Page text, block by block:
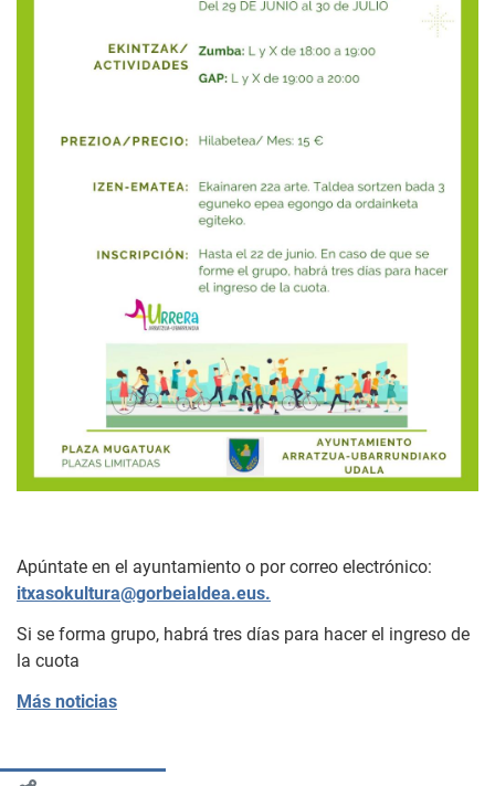
Apúntate en el ayuntamiento o por correo electrónico:
itxasokultura@gorbeialdea.eus.
Si se forma grupo, habrá tres días para hacer el ingreso de
la cuota
Más noticias